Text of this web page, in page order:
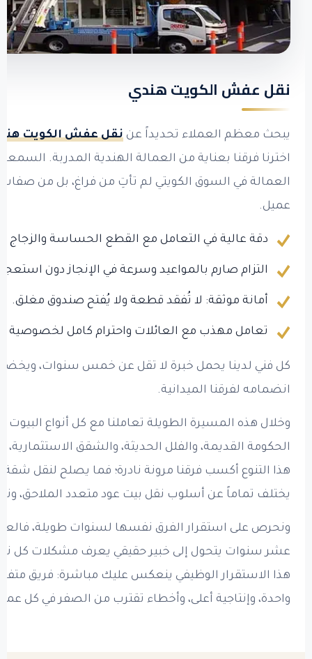
نقل عفش الكويت هندي
يبحث معظم العملاء تحديداً عننقل عفش الكويت
اخترنا فرقنا بعناية من العمالة الهندية المدربة.
العمالة في السوق الكويتي لم تأتِ من فراغ، بل من
عميل.
دقة عالية في التعامل مع القطع الحساسة والزجاج
التزام صارم بالمواعيد وسرعة في الإنجاز دون
أمانة موثقة: لا تُفقد قطعة ولا يُفتح صندوق مغلق.
تعامل مهذب مع العائلات واحترام كامل لخصوصية
كل فني لدينا يحمل خبرة لا تقل عن خمس سنوات، ويخضع
انضمامه لفرقنا الميدانية.
وخلال هذه المسيرة الطويلة تعاملنا مع كل أنواع البيوت
الحكومة القديمة، والفلل الحديثة، والشقق الاستثمارية،
هذا التنوع أكسب فرقنا مرونة نادرة؛ فما يصلح لنقل شقة
يختلف تماماً عن أسلوب نقل بيت عود متعدد الملاحق،
ونحرص على استقرار الفرق نفسها لسنوات طويلة،
عشر سنوات يتحول إلى خبير حقيقي يعرف مشكلات كل
هذا الاستقرار الوظيفي ينعكس عليك مباشرة: فريق
واحدة، وإنتاجية أعلى، وأخطاء تقترب من الصفر في كل